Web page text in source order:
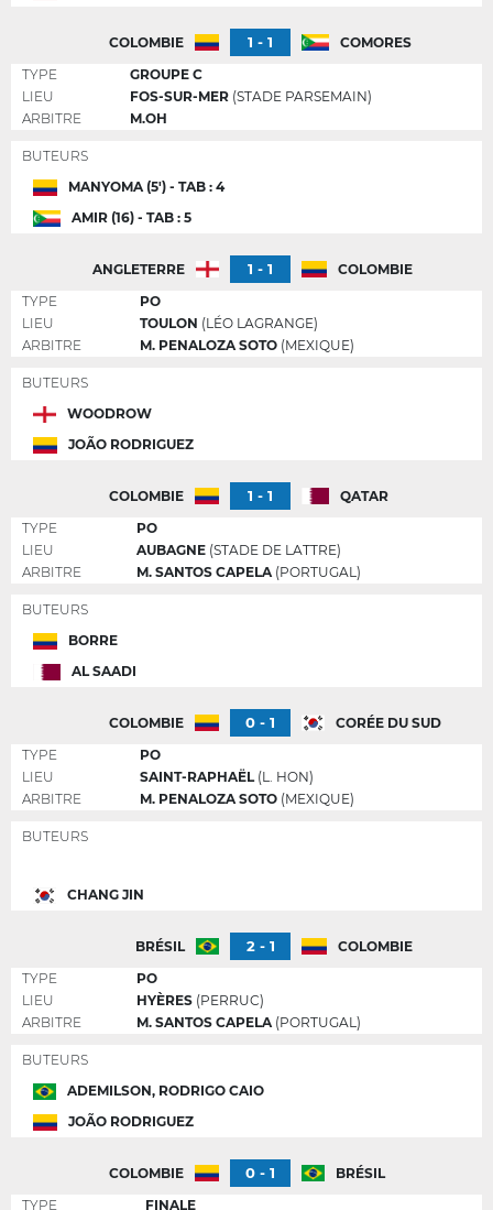
COLOMBIE 1 - 1
COMORES
TYPE
GROUPE C
LIEU
FOS-SUR-MER (STADE PARSEMAIN)
ARBITRE
M.OH
BUTEURS
MANYOMA (5') - TAB : 4
AMIR (16) - TAB : 5
ANGLETERRE 1 - 1
COLOMBIE
TYPE
PO
LIEU
TOULON (LÉO LAGRANGE)
ARBITRE
M. PENALOZA SOTO (MEXIQUE)
BUTEURS
WOODROW
JOÃO RODRIGUEZ
COLOMBIE 1 - 1
QATAR
TYPE
PO
LIEU
AUBAGNE (STADE DE LATTRE)
ARBITRE
M. SANTOS CAPELA (PORTUGAL)
BUTEURS
BORRE
AL SAADI
COLOMBIE 0 - 1
CORÉE DU SUD
TYPE
PO
LIEU
SAINT-RAPHAËL(L. HON)
ARBITRE
M. PENALOZA SOTO (MEXIQUE)
BUTEURS
CHANG JIN
BRÉSIL 2 - 1
COLOMBIE
TYPE
PO
LIEU
HYÈRES (PERRUC)
ARBITRE
M. SANTOS CAPELA (PORTUGAL)
BUTEURS
ADEMILSON, RODRIGO CAIO
JOÃO RODRIGUEZ
COLOMBIE 0 - 1
BRÉSIL
TYPE
FINALE